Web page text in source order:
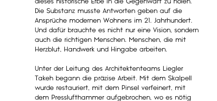
Die Substanz musste Antworten geben auf die
Ansprüche modernen Wohnens im 21. Jahrhundert.
Und dafür brauchte es nicht nur eine Vision, sondern
auch die richtigen Menschen. Menschen, die mit
Herzblut, Handwerk und Hingabe arbeiten.
Unter der Leitung des Architektenteams Liegler
Takeh begann die präzise Arbeit. Mit dem Skalpell
wurde restauriert, mit dem Pinsel verfeinert, mit
dem Presslufthammer aufgebrochen, wo es nötig